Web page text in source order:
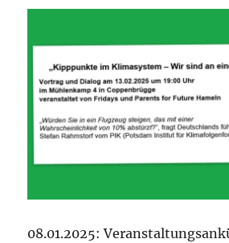
08.01.2025: